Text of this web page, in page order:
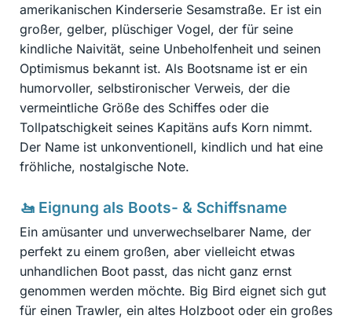
amerikanischen Kinderserie Sesamstraße. Er ist ein
großer, gelber, plüschiger Vogel, der für seine
kindliche Naivität, seine Unbeholfenheit und seinen
Optimismus bekannt ist. Als Bootsname ist er ein
humorvoller, selbstironischer Verweis, der die
vermeintliche Größe des Schiffes oder die
Tollpatschigkeit seines Kapitäns aufs Korn nimmt.
Der Name ist unkonventionell, kindlich und hat eine
fröhliche, nostalgische Note.
🚤 Eignung als Boots- & Schiffsname
Ein amüsanter und unverwechselbarer Name, der
perfekt zu einem großen, aber vielleicht etwas
unhandlichen Boot passt, das nicht ganz ernst
genommen werden möchte. Big Bird eignet sich gut
für einen Trawler, ein altes Holzboot oder ein großes